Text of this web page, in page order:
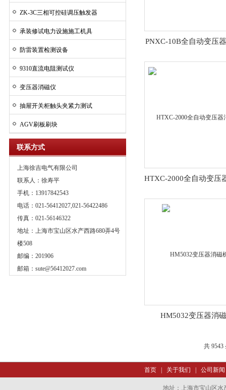
ZK-3C三相可控硅调压触发器
承装修试电力设施施工机具
防雷装置检测设备
9310直流电阻测试仪
变压器消磁仪
抽屉开关柜触头夹紧力测试
AGV刷板刷块
联系方式
上海徐吉电气有限公司
联系人：徐寿平
手机：13917842543
电话：021-56412027,021-56422486
传真：021-56146322
地址：上海市宝山区水产西路680弄4号
楼508
邮编：201906
邮箱： sute@56412027.com
PNXC-10B全自动变压
HM5032变压器消
共
首页| 关于我们 公司新闻
地址：上海市宝山区水